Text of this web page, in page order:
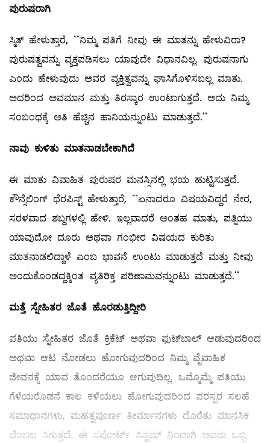
ಪುರುಷರಾಗಿ
ಸ್ಮಿತ್‌ ಹೇಳುತ್ತಾರೆ, ``ನಿಮ್ಮ ಪತಿಗೆ ನೀವು ಈ ಮಾತನ್ನು ಹೇಳುವಿರಾ?
ಪುರುಷತ್ವವನ್ನು ವ್ಯಕ್ತಪಡಿಸಲು ಯಾವುದೇ ವಿಧಾನವಿಲ್ಲ. ಪುರುಷನಾಗು
ಎಂದು ಹೇಳುವುದು ಅವರ ವ್ಯಕ್ತಿತ್ವವನ್ನು ಘಾಸಿಗೊಳಿಸಬಲ್ಲ ಮಾತು.
ಅದರಿಂದ ಅವಮಾನ ಮತ್ತು ತಿರಸ್ಕಾರ ಉಂಟಾಗುತ್ತದೆ. ಅದು ನಿಮ್ಮ
ಸಂಬಂಧಕ್ಕೆ ಅತಿ ಹೆಚ್ಚಿನ ಹಾನಿಯನ್ನುಂಟು ಮಾಡುತ್ತದೆ.''
ನಾವು ಕುಳಿತು ಮಾತನಾಡಬೇಕಾಗಿದೆ
ಈ ಮಾತು ವಿವಾಹಿತ ಪುರುಷರ ಮನಸ್ಸಿನಲ್ಲಿ ಭಯ ಹುಟ್ಟಿಸುತ್ತದೆ.
ಕೌನ್ಸೆಲಿಂಗ್‌ ಥೆರಪಿಸ್ಟ್ ಹೇಳುತ್ತಾರೆ, ``ಏನಾದರೂ ವಿಷಯವಿದ್ದರೆ ನೇರ,
ಸರಳವಾದ ಶಬ್ದಗಳಲ್ಲಿ ಹೇಳಿ. ಇಲ್ಲವಾದರೆ ಅಂತಹ ಮಾತು, ಪತ್ನಿಯು
ಯಾವುದೋ ದೂರು ಅಥವಾ ಗಂಭೀರ ವಿಷಯದ ಕುರಿತು
ಮಾತನಾಡಲಿದ್ದಾಳೆ ಎಂಬ ಭಾವನೆ ಉಂಟು ಮಾಡುತ್ತದೆ ಮತ್ತು ನೀವು
ಅಂದುಕೊಂಡದ್ದಕ್ಕಿಂತ ವ್ಯತಿರಿಕ್ತ ಪರಿಣಾಮವನ್ನುಂಟು ಮಾಡುತ್ತದೆ.''
ಮತ್ತೆ ಸ್ನೇಹಿತರ ಜೊತೆ ಹೊರಡುತ್ತಿದ್ದೀರಿ
ಪತಿಯು ಸ್ನೇಹಿತರ ಜೊತೆ ಕ್ರಿಕೆಟ್‌ ಅಥವಾ ಫುಟ್‌ಬಾಲ್ ಆಡುವುದರಿಂದ
ಅಥವಾ ಆಟ ನೋಡಲು ಹೋಗುವುದರಿಂದ ನಿಮ್ಮ ವೈವಾಹಿಕ
ಜೀವನಕ್ಕೆ ಯಾವ ತೊಂದರೆಯೂ ಆಗುವುದಿಲ್ಲ. ಒಮ್ಮೊಮ್ಮೆ ಪತಿಯು
ಗೆಳೆಯರೊಡನೆ ಕಾಲ ಕಳೆಯಲು ಹೋಗುವುದರಿಂದ ಪರಸ್ಪರ ಸಲಹೆ
ಸಮಾಧಾನಗಳು, ಮಹತ್ವಪೂರ್ಣ ತೀರ್ಮಾನಗಳು ದೊರೆತು ಮಾನಸಿಕ
ಬೆಂಬಲ ಸಿಗುತ್ತದೆ. ಈ ಸಪೋರ್ಟ್‌ ಸಿಸ್ಟಮ್ ನಿಂದಾಗಿ ಅವರು ಒಬ್ಬ